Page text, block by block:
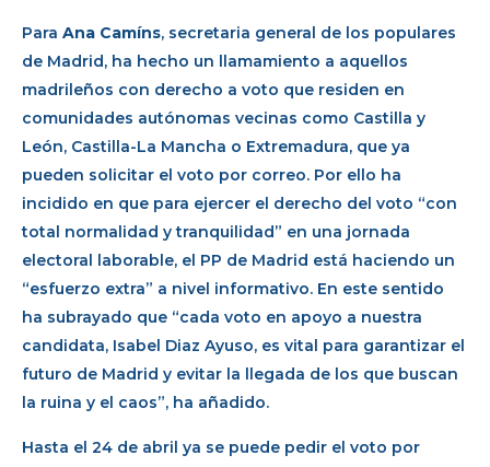
Para Ana Camíns, secretaria general de los populares
de Madrid, ha hecho un llamamiento a aquellos
madrileños con derecho a voto que residen en
comunidades autónomas vecinas como Castilla y
León, Castilla-La Mancha o Extremadura, que ya
pueden solicitar el voto por correo. Por ello ha
incidido en que para ejercer el derecho del voto “con
total normalidad y tranquilidad” en una jornada
electoral laborable, el PP de Madrid está haciendo un
“esfuerzo extra” a nivel informativo. En este sentido
ha subrayado que “cada voto en apoyo a nuestra
candidata, Isabel Diaz Ayuso, es vital para garantizar el
futuro de Madrid y evitar la llegada de los que buscan
la ruina y el caos”, ha añadido.
Hasta el 24 de abril ya se puede pedir el voto por